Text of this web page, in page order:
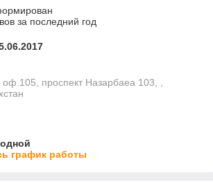
за последний год
оф.105, проспект Назарбаеа 103, ,
график работы